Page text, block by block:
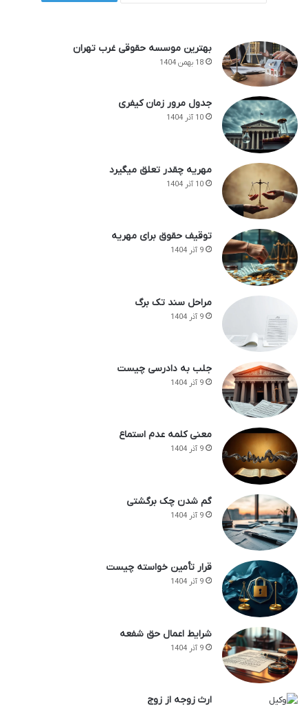
بهترین موسسه حقوقی غرب تهران
18 بهمن 1404
جدول مرور زمان کیفری
10 آذر 1404
مهریه چقدر تعلق میگیرد
10 آذر 1404
توقیف حقوق برای مهریه
9 آذر 1404
مراحل سند تک برگ
9 آذر 1404
جلب به دادرسی چیست
9 آذر 1404
معنی کلمه عدم استماع
9 آذر 1404
گم شدن چک برگشتی
9 آذر 1404
قرار تأمین خواسته چیست
9 آذر 1404
شرایط اعمال حق شفعه
9 آذر 1404
ارث زوجه از زوج